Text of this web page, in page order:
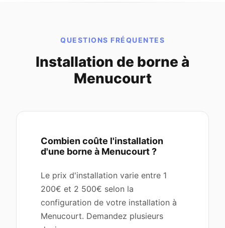
QUESTIONS FRÉQUENTES
Installation de borne à
Menucourt
Combien coûte l'installation
d'une borne à Menucourt ?
Le prix d'installation varie entre 1
200€ et 2 500€ selon la
configuration de votre installation à
Menucourt. Demandez plusieurs